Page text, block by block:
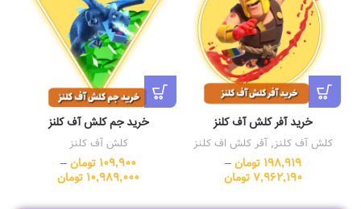
خرید آفر کلش آف کلنز
کلش آف کلنز,آفر کلش اف کلنز
198,919 تومان –
7,962,190 تومان
خرید جم کلش آف کلنز
کلش آف کلنز
109,900 تومان–
10,989,000 تومان